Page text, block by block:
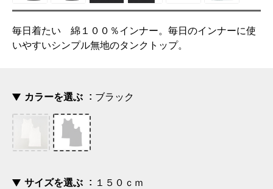
毎日着たい 綿１００％インナー。毎日のインナーに使
いやすいシンプル無地のタンクトップ。
カラーを選ぶ ブラック
サイズを選ぶ １５０ｃｍ